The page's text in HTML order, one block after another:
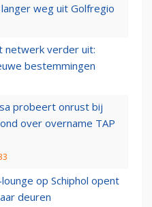
weg uit Golfregio
netwerk verder uit:
bestemmingen
probeert onrust bij
over overname TAP
op Schiphol opent
deuren